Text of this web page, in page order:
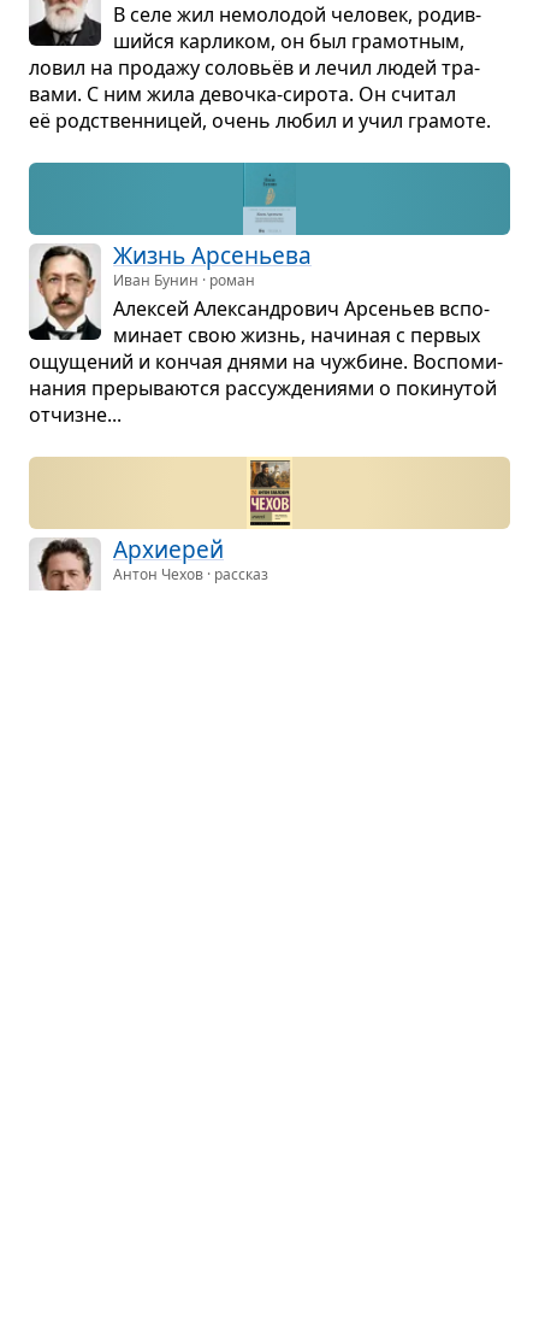
В селе жил немо­ло­дой чело­век, родив­
шийся кар­ли­ком, он был гра­мот­ным,
ловил на про­дажу соловьёв и лечил людей тра­
вами. С ним жила девочка-сирота. Он счи­тал
её род­ствен­ни­цей, очень любил и учил гра­моте.
Жизнь Арсе­ньева
Иван Бунин · роман
Алек­сей Алек­сан­дро­вич Арсе­ньев вспо­
ми­нает свою жизнь, начи­ная с пер­вых
ощу­ще­ний и кон­чая днями на чуж­бине. Вос­по­ми­
на­ния пре­ры­ва­ются рас­су­жде­ни­ями о поки­ну­той
отчизне...
Архи­ерей
Антон Чехов · рассказ